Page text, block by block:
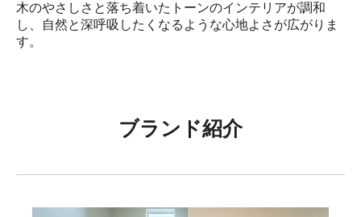
木のやさしさと落ち着いたトーンのインテリアが調和
し、自然と深呼吸したくなるような心地よさが広がりま
す。
ブランド紹介